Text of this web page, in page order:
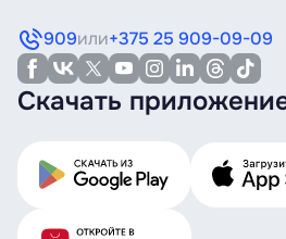
909или+375 25 909-09-09
Скачать